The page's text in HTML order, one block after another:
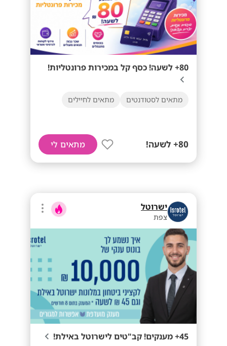
80+ לשעה! כסף קל במכירות פרונטליות!
מתאים לסטודנטים מתאים לחיילים
80+ לשעה! מתאים לי
ישרוטל
צפת
45+ מענקים! קב"טים לישרוטל באילת!